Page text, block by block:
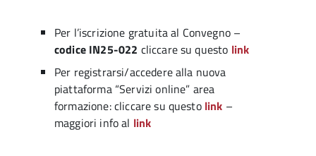
Per l’iscrizione gratuita al Convegno –
codice IN25-022 cliccare su questo link
Per registrarsi/accedere alla nuova
piattaforma “Servizi online” area
formazione: cliccare su questo link –
maggiori info al link